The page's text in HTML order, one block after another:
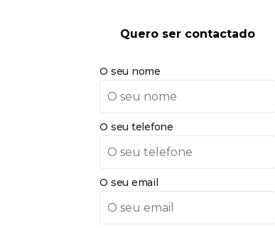
Quero ser contactado
O seu nome
O seu telefone
O seu email